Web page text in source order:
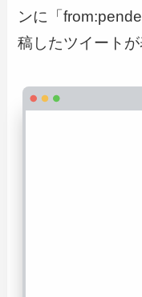
ンに「
稿したツイートが